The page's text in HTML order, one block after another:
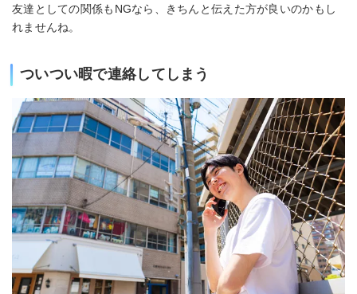
友達としての関係もNGなら、きちんと伝えた方が良いのかもし
れませんね。
ついつい暇で連絡してしまう